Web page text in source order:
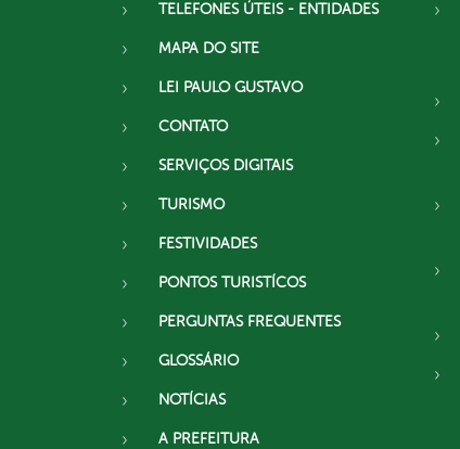
TELEFONES ÚTEIS - ENTIDADES
MAPA DO SITE
LEI PAULO GUSTAVO
CONTATO
SERVIÇOS DIGITAIS
TURISMO
FESTIVIDADES
PONTOS TURISTÍCOS
PERGUNTAS FREQUENTES
GLOSSÁRIO
NOTÍCIAS
A PREFEITURA